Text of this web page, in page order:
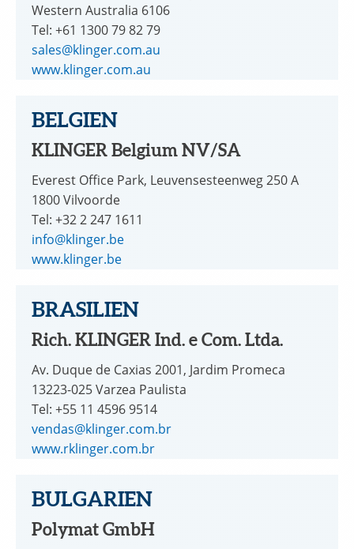
Western Australia 6106
Tel: +61 1300 79 82 79
sales@klinger.com.au
www.klinger.com.au
BELGIEN
KLINGER Belgium NV/SA
Everest Office Park, Leuvensesteenweg 250 A
1800 Vilvoorde
Tel: +32 2 247 1611
info@klinger.be
www.klinger.be
BRASILIEN
Rich. KLINGER Ind. e Com. Ltda.
Av. Duque de Caxias 2001, Jardim Promeca
13223-025 Varzea Paulista
Tel: +55 11 4596 9514
vendas@klinger.com.br
www.rklinger.com.br
BULGARIEN
Polymat GmbH